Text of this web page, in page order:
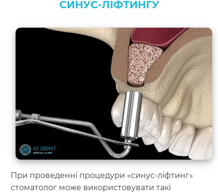
СИНУС-ЛІФТИНГУ
При проведенні процедури «синус-ліфтинг»
стоматолог може використовувати такі